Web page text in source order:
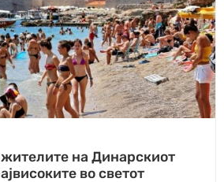
на Динарскиот
во светот